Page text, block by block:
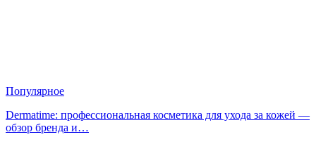
Популярное
Dermatime: профессиональная косметика для ухода за кожей —
обзор бренда и…